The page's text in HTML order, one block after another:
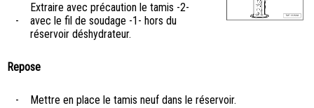
-
Extraire avec précaution le tamis -2-
avec le fil de soudage -1- hors du
réservoir déshydrateur.
Repose
- Mettre en place le tamis neuf dans le réservoir.